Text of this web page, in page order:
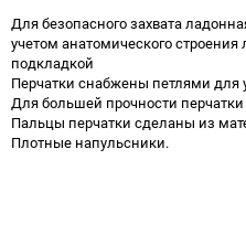
Для безопасного захвата
учетом анатомического
подкладкой
Перчатки снабжены петлями для
Для большей прочности
Пальцы перчатки сделаны из
Плотные напульсники.